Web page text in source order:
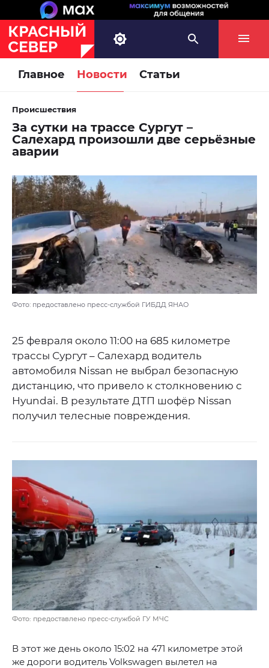
Главное Новости Статьи
Происшествия
За сутки на трассе Сургут –
Салехард произошли две серьёзные
аварии
Фото: предоставлено пресс-службой ГИБДД ЯНАО
25 февраля около 11:00 на 685 километре
трассы Сургут – Салехард водитель
автомобиля Nissan не выбрал безопасную
дистанцию, что привело к столкновению с
Hyundai. В результате ДТП шофёр Nissan
получил телесные повреждения.
Фото: предоставлено пресс-службой ГУ МЧС
В этот же день около 15:02 на 471 километре этой
же дороги водитель Volkswagen вылетел на